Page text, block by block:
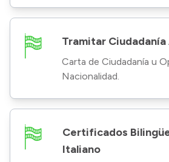
Tramitar
Carta de Ciudadanía u
Nacionalidad.
Certificados
Italiano